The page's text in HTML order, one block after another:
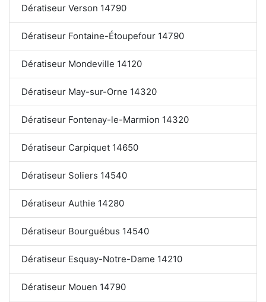
Dératiseur Verson 14790
Dératiseur Fontaine-Étoupefour 14790
Dératiseur Mondeville 14120
Dératiseur May-sur-Orne 14320
Dératiseur Fontenay-le-Marmion 14320
Dératiseur Carpiquet 14650
Dératiseur Soliers 14540
Dératiseur Authie 14280
Dératiseur Bourguébus 14540
Dératiseur Esquay-Notre-Dame 14210
Dératiseur Mouen 14790